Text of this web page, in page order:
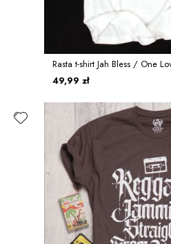
Rasta t-shirt Jah Bless / One
49,99 zł